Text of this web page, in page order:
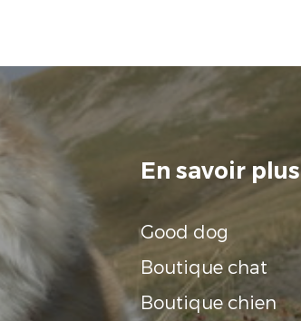
En savoir plus
Good dog
Boutique chat
Boutique chien